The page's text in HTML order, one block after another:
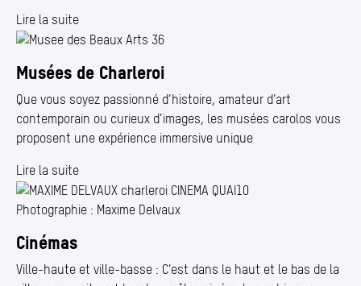
Lire la suite
Musées de Charleroi
Que vous soyez passionné d’histoire, amateur d’art
contemporain ou curieux d’images, les musées carolos vous
proposent une expérience immersive unique
Lire la suite
Photographie : Maxime Delvaux
Cinémas
Ville-haute et ville-basse : C’est dans le haut et le bas de la